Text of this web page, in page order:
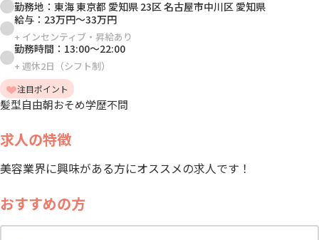
勤務地： 東海 東京都 愛知県 23区 名古屋市中川区 愛知県
給与： 23万円～33万円
+ インセンティブ・昇給あり
勤務時間： 13:00～22:00
+ 週休2日（シフト制）
注目ポイント
髪型自由朝おそめ学歴不問
求人の特徴
美容業界に興味がある方にオススメの求人です！
おすすめの方